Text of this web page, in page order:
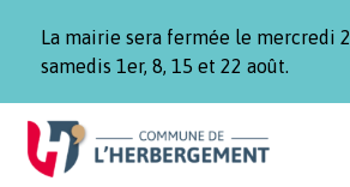
La mairie sera fermée le mercredi
samedis 1er, 8, 15 et 22 août.
Aller
Aller
contenu
Aller
pied